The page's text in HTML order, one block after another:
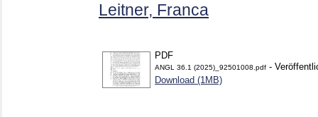
Leitner, Franca
PDF
ANGL 36.1 (2025)_92501008.pdf -
Download (1MB)